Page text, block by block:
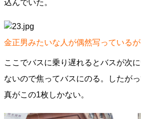
込んでいた。
金正男みたいな人が偶然写っている
ここでバスに乗り遅れるとバスが次
ないので焦ってバスにのる。したが
真がこの1枚しかない。